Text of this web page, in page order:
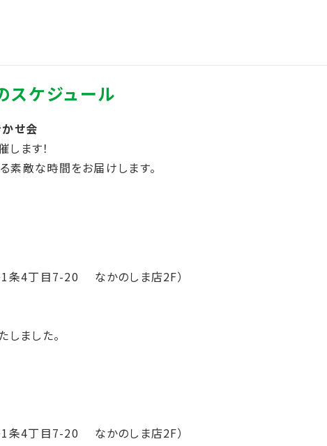
かせ会
ます！
素敵な時間をお届けします。
1条4丁目7-20 なかのしま店2F）
ました。
1条4丁目7-20 なかのしま店2F）